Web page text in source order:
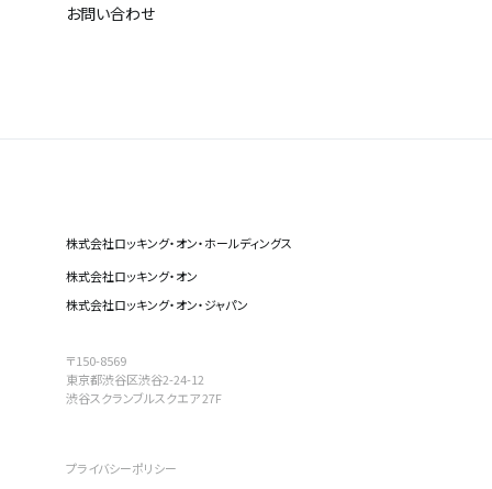
株式会社ロッキング・オン・ホールディングス
株式会社ロッキング・オン
株式会社ロッキング・オン・ジャパン
〒150-8569
東京都渋谷区渋谷2-24-12
渋谷スクランブルスクエア 27F
お問い合わせ
プライバシーポリシー